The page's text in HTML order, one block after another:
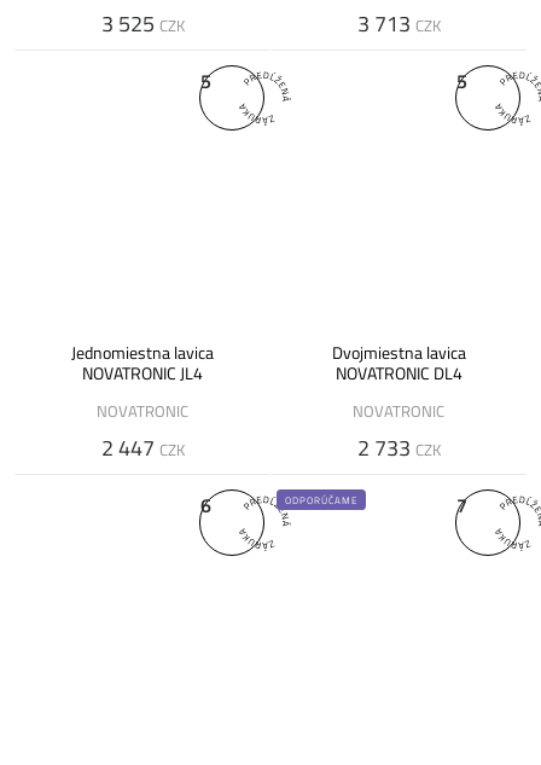
3 525 CZK 3 713 CZK
5
Jednomiestna lavica
NOVATRONIC JL4
NOVATRONIC
2 447 CZK
5
Dvojmiestna lavica
NOVATRONIC DL4
NOVATRONIC
2 733 CZK
6 7
ODPORÚČAME